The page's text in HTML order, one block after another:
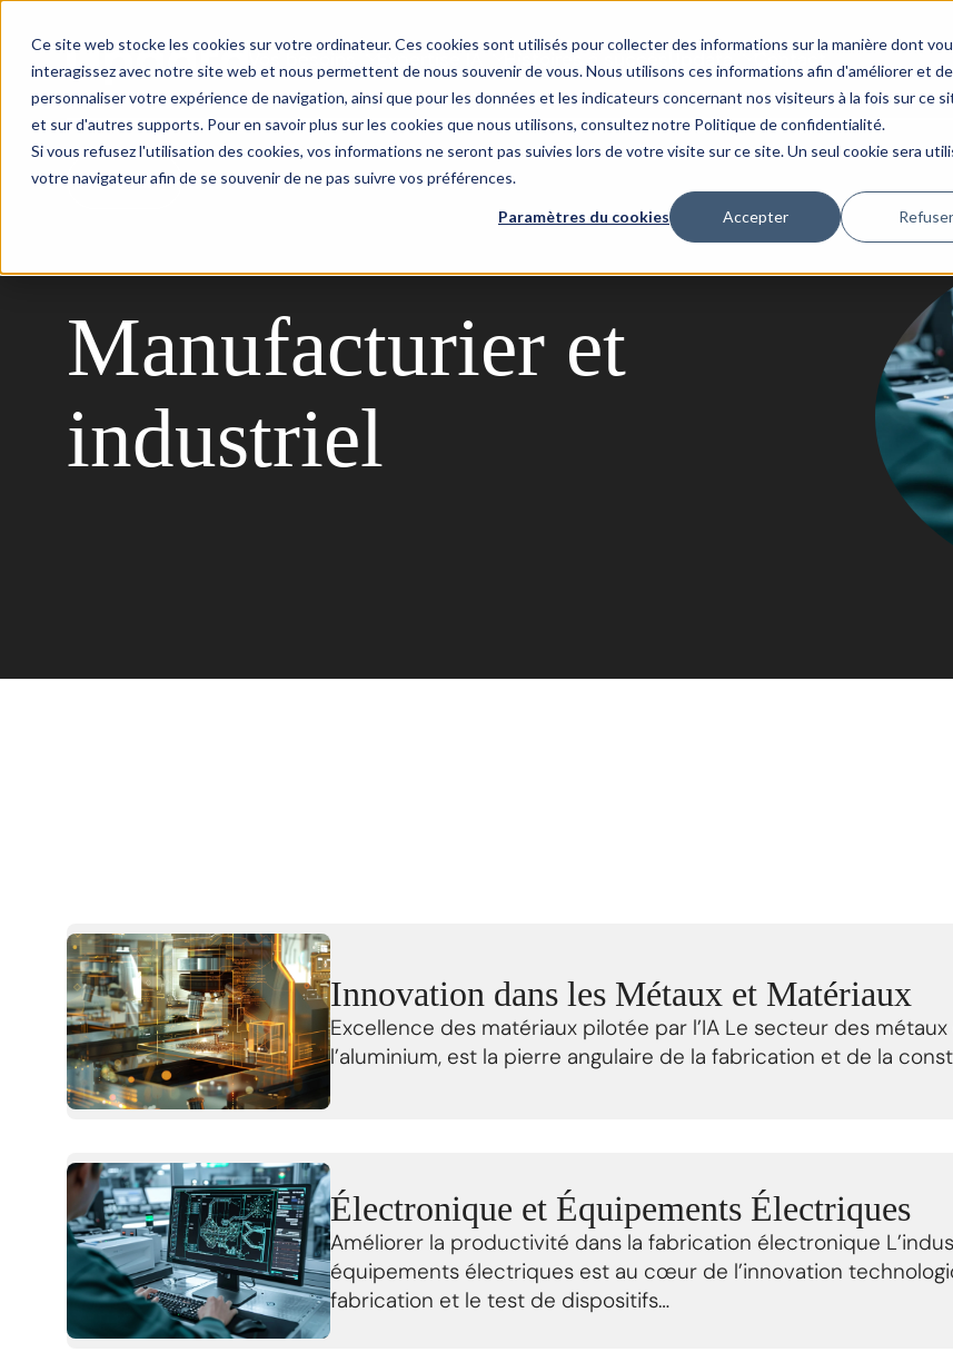
Ce site web stocke les cookies sur votre ordinateur. Ces cookies sont utilisés pour collecter des informations sur la manière dont
interagissez avec notre site web et nous permettent de nous souvenir de vous. Nous utilisons ces informations afin d'améliorer et de
personnaliser votre expérience de navigation, ainsi que pour les données et les indicateurs concernant nos visiteurs à la fois sur ce
et sur d'autres supports. Pour en savoir plus sur les cookies que nous utilisons, consultez notre Politique de confidentialité.
Si vous refusez l'utilisation des cookies, vos informations ne seront pas suivies lors de votre visite sur ce site. Un seul cookie sera
votre navigateur afin de se souvenir de ne pas suivre vos préférences.
Paramètres du cookies Accepter Refuser
Histoires à succès
Retour
Manufacturier et
industriel
Innovation dans les Métaux et Matériaux
Excellence des matériaux pilotée par l’IA Le secteur des
l’aluminium, est la pierre angulaire de la fabrication et de la
Électronique et Équipements Électriques
Améliorer la productivité dans la fabrication électronique
équipements électriques est au cœur de l’innovation
fabrication et le test de dispositifs…